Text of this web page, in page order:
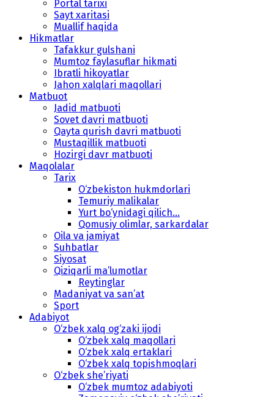
Portal tarixi
Sayt xaritasi
Muallif haqida
Hikmatlar
Tafakkur gulshani
Mumtoz faylasuflar hikmati
Ibratli hikoyatlar
Jahon xalqlari maqollari
Matbuot
Jadid matbuoti
Sovet davri matbuoti
Qayta qurish davri matbuoti
Mustaqillik matbuoti
Hozirgi davr matbuoti
Maqolalar
Tarix
O‘zbekiston hukmdorlari
Temuriy malikalar
Yurt bo‘ynidagi qilich...
Qomusiy olimlar, sarkardalar
Oila va jamiyat
Suhbatlar
Siyosat
Qiziqarli ma’lumotlar
Reytinglar
Madaniyat va san’at
Sport
Adabiyot
O‘zbek xalq og‘zaki ijodi
O‘zbek xalq maqollari
O‘zbek xalq ertaklari
O‘zbek xalq topishmoqlari
O‘zbek she’riyati
O‘zbek mumtoz adabiyoti